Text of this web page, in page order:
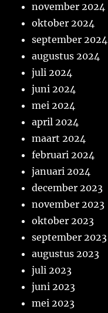
november 2024
oktober 2024
september 2024
augustus 2024
juli 2024
juni 2024
mei 2024
april 2024
maart 2024
februari 2024
januari 2024
december 2023
november 2023
oktober 2023
september 2023
augustus 2023
juli 2023
juni 2023
mei 2023